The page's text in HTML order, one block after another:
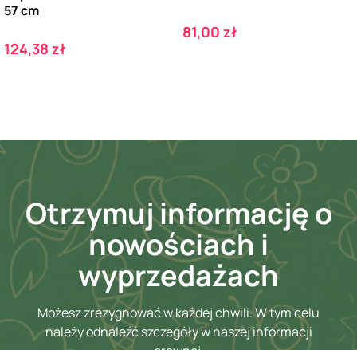
57 cm
Cena
124,38 zł
Cena
81,00 zł
Otrzymuj informację o
nowościach i
wyprzedażach
Możesz zrezygnować w każdej chwili. W tym celu
należy odnaleźć szczegóły w naszej informacji